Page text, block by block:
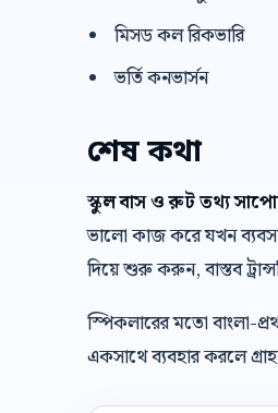
মিসড কল রিকভারি
ভর্তি কনভার্সন
শেষ কথা
স্কুল বাস ও রুট তথ্য
ভালো কাজ করে যখন ব্যবসা
দিয়ে শুরু করুন, বাস্তব
স্পিকলারের মতো বাংলা-
একসাথে ব্যবহার করলে